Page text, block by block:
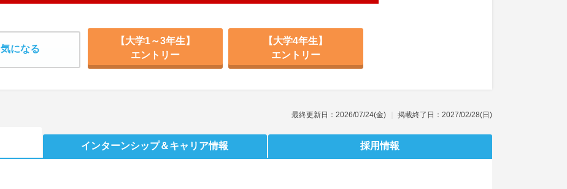
気になる
【大学1～3年生】
エントリー
【大学4年生】
エントリー
最終更新日：2026/07/24(金) 掲載終了日：2027/02/28(日)
インターンシップ＆キャリア情報 採用情報